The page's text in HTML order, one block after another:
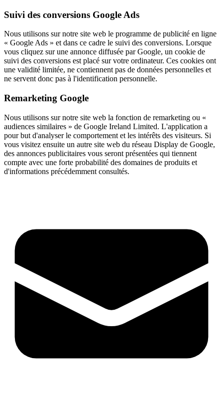
Suivi des conversions Google Ads
Nous utilisons sur notre site web le programme de publicité en ligne
« Google Ads » et dans ce cadre le suivi des conversions. Lorsque
vous cliquez sur une annonce diffusée par Google, un cookie de
suivi des conversions est placé sur votre ordinateur. Ces cookies ont
une validité limitée, ne contiennent pas de données personnelles et
ne servent donc pas à l'identification personnelle.
Remarketing Google
Nous utilisons sur notre site web la fonction de remarketing ou «
audiences similaires » de Google Ireland Limited. L'application a
pour but d'analyser le comportement et les intérêts des visiteurs. Si
vous visitez ensuite un autre site web du réseau Display de Google,
des annonces publicitaires vous seront présentées qui tiennent
compte avec une forte probabilité des domaines de produits et
d'informations précédemment consultés.